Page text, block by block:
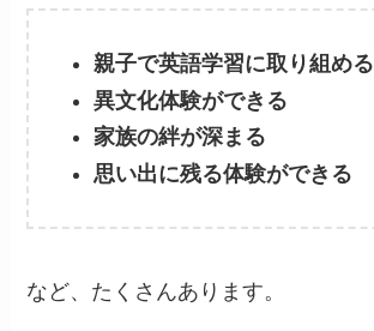
親子で英語学習に取り組める
異文化体験ができる
家族の絆が深まる
思い出に残る体験ができる
など、たくさんあります。